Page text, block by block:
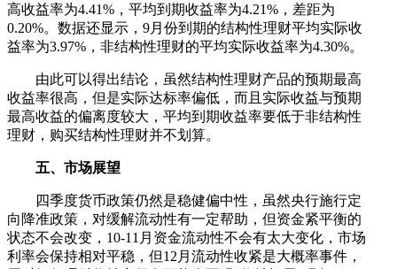
高收益率为4.41%，平均到期收益率为4.21%，差距为
0.20%。数据还显示，9月份到期的结构性理财平均实际收
益率为3.97%，非结构性理财的平均实际收益率为4.30%。
由此可以得出结论，虽然结构性理财产品的预期最高
收益率很高，但是实际达标率偏低，而且实际收益与预期
最高收益的偏离度较大，平均到期收益率要低于非结构性
理财，购买结构性理财并不划算。
五、市场展望
四季度货币政策仍然是稳健偏中性，虽然央行施行定
向降准政策，对缓解流动性有一定帮助，但资金紧平衡的
状态不会改变，10-11月资金流动性不会有太大变化，市场
利率会保持相对平稳，但12月流动性收紧是大概率事件，